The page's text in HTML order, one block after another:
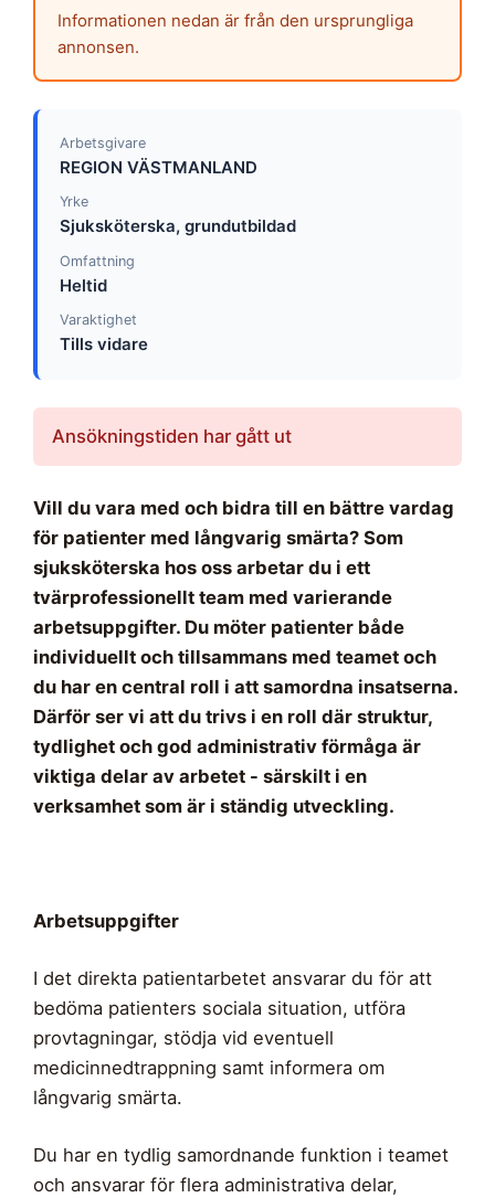
Informationen nedan är från den ursprungliga
annonsen.
Arbetsgivare
REGION VÄSTMANLAND
Yrke
Sjuksköterska, grundutbildad
Omfattning
Heltid
Varaktighet
Tills vidare
Ansökningstiden har gått ut
Vill du vara med och bidra till en bättre vardag
för patienter med långvarig smärta? Som
sjuksköterska hos oss arbetar du i ett
tvärprofessionellt team med varierande
arbetsuppgifter. Du möter patienter både
individuellt och tillsammans med teamet och
du har en central roll i att samordna insatserna.
Därför ser vi att du trivs i en roll där struktur,
tydlighet och god administrativ förmåga är
viktiga delar av arbetet - särskilt i en
verksamhet som är i ständig utveckling.
Arbetsuppgifter
I det direkta patientarbetet ansvarar du för att
bedöma patienters sociala situation, utföra
provtagningar, stödja vid eventuell
medicinnedtrappning samt informera om
långvarig smärta.
Du har en tydlig samordnande funktion i teamet
och ansvarar för flera administrativa delar,